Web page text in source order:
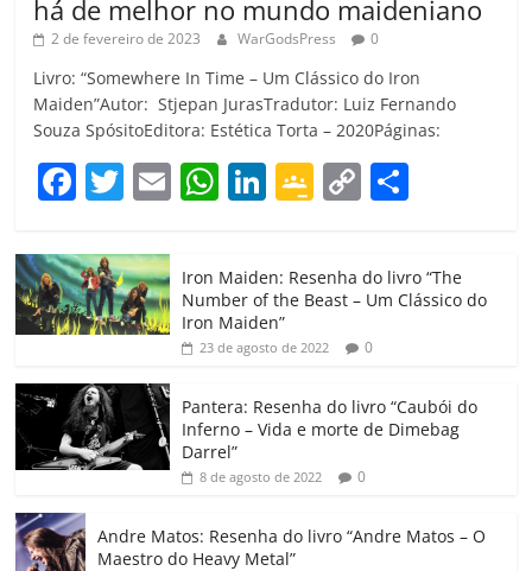
há de melhor no mundo maideniano
2 de fevereiro de 2023 WarGodsPress 0
Livro: “Somewhere In Time – Um Clássico do Iron
Maiden”Autor: Stjepan JurasTradutor: Luiz Fernando
Souza SpósitoEditora: Estética Torta – 2020Páginas:
F
c
e
b
o
o
k
T
itt
er
E W
at
s
A
p
Li
e
dI
G
gl
e
Cl
a
ss
ro
o
C
p
y
Li
k
m
p
h
ar
Iron Maiden: Resenha do livro “The
Number of the Beast – Um Clássico do
Iron Maiden”
23 de agosto de 2022 0
Pantera: Resenha do livro “Caubói do
Inferno – Vida e morte de Dimebag
Darrel”
8 de agosto de 2022 0
Andre Matos: Resenha do livro “Andre Matos – O
Maestro do Heavy Metal”